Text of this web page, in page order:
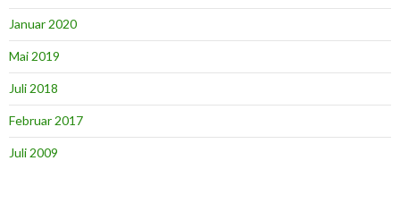
Januar 2020
Mai 2019
Juli 2018
Februar 2017
Juli 2009